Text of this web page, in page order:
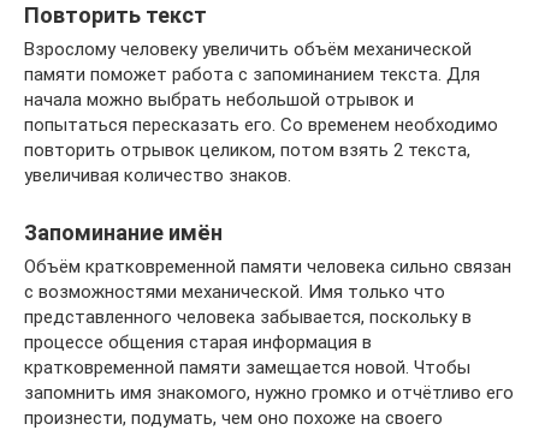
Повторить текст
Взрослому человеку увеличить объём механической
памяти поможет работа с запоминанием текста. Для
начала можно выбрать небольшой отрывок и
попытаться пересказать его. Со временем необходимо
повторить отрывок целиком, потом взять 2 текста,
увеличивая количество знаков.
Запоминание имён
Объём кратковременной памяти человека сильно связан
с возможностями механической. Имя только что
представленного человека забывается, поскольку в
процессе общения старая информация в
кратковременной памяти замещается новой. Чтобы
запомнить имя знакомого, нужно громко и отчётливо его
произнести, подумать, чем оно похоже на своего